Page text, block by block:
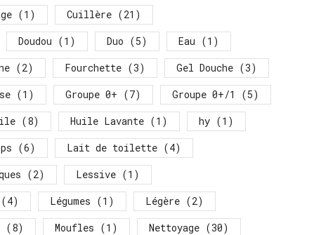
(1) Cuillère (21)
Doudou (1) Duo (5) Eau (1)
(2) Fourchette (3) Gel Douche (3)
(1) Groupe 0+ (7) Groupe 0+/1
(5)
(8) Huile Lavante (1) hy (1)
(6) Lait de toilette (4)
(2) Lessive (1)
(4) Légumes (1) Légère (2)
(8) Moufles (1) Nettoyage (30)